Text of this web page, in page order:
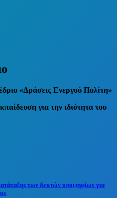
«Δράσεις Ενεργού Πολίτη»
για την ιδιότητα του
των δεκτών υποψηφίων για